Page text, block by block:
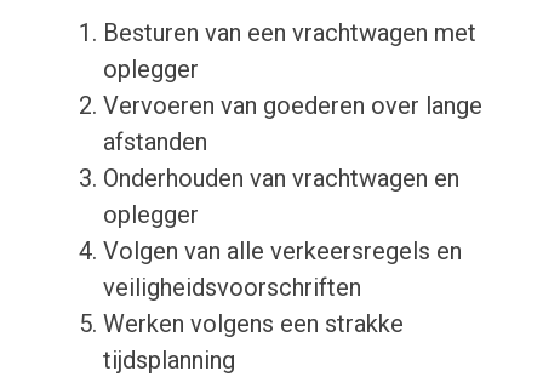
Besturen van een vrachtwagen met
oplegger
Vervoeren van goederen over lange
afstanden
Onderhouden van vrachtwagen en
oplegger
Volgen van alle verkeersregels en
veiligheidsvoorschriften
Werken volgens een strakke
tijdsplanning